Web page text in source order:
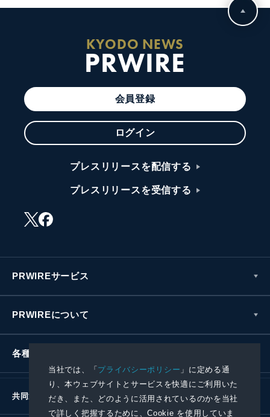
当社では、「プライバシーポリシー 」に定める通
り、本ウェブサイトとサービスを快適にご利用いた
だき、また、どのように活用されているのかを当社
で詳しく把握するために、Cookie を使用していま
KYODO NEWS
PRWIRE
会員登録
ログイン
プレスリリースを配信する
プレスリリースを受信する
PRWIREサービス
PRWIREについて
各種お問い合わせ
共同通信社グループ